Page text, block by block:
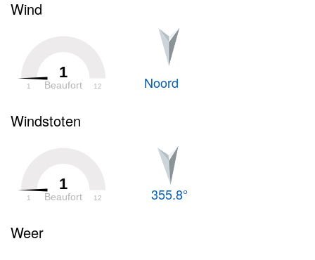
Wind
1
Beaufort
1 12 Noord
Windstoten
1
Beaufort
1 12 355.8°
Weer